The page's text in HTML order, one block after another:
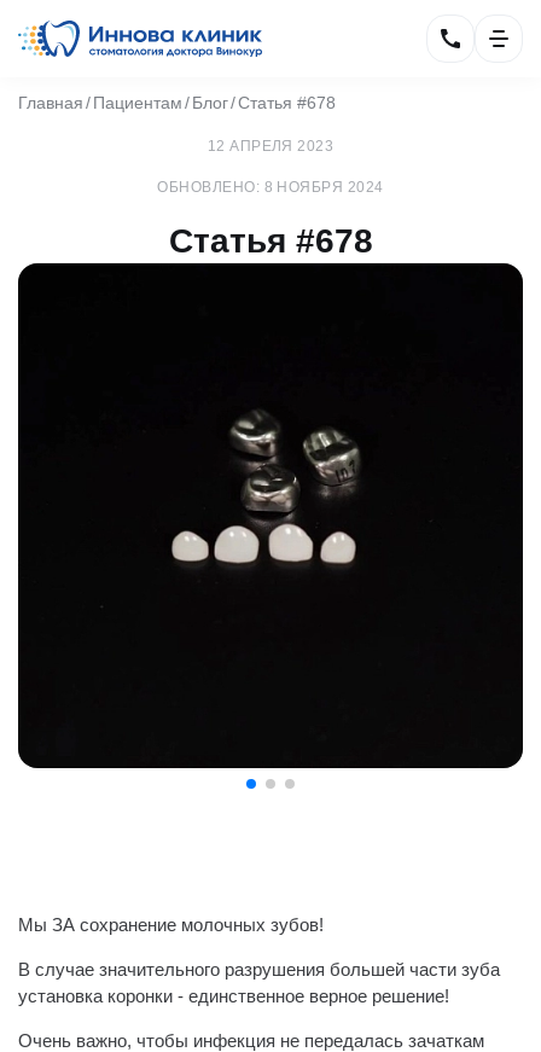
Главная Пациентам Блог Статья #678
12 АПРЕЛЯ 2023
ОБНОВЛЕНО: 8 НОЯБРЯ 2024
Статья #678
Мы ЗА сохранение молочных зубов!
В случае значительного разрушения большей части зуба
установка коронки - единственное верное решение!
Очень важно, чтобы инфекция не передалась зачаткам